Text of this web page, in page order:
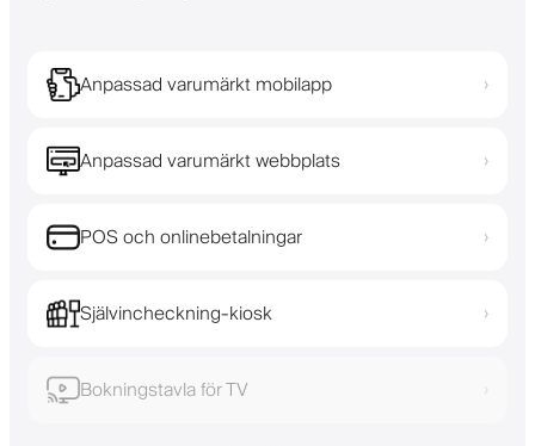
Anpassad varumärkt mobilapp ›
Anpassad varumärkt webbplats ›
POS och onlinebetalningar ›
Självincheckning-kiosk ›
Bokningstavla för TV ›